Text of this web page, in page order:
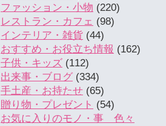
ファッション・小物 (220)
レストラン・カフェ (98)
インテリア・雑貨 (44)
おすすめ・お役立ち情報 (162)
子供・キッズ (112)
出来事・ブログ (334)
手土産・お持たせ (65)
贈り物・プレゼント (54)
お気に入りのモノ・事 色々